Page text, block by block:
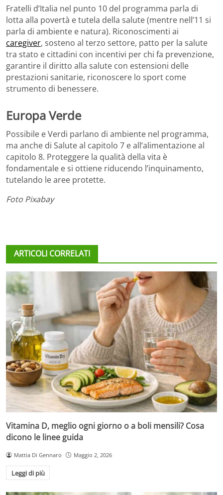
Fratelli d’Italia nel punto 10 del programma parla di
lotta alla povertà e tutela della salute (mentre nell’11 si
parla di ambiente e natura). Riconoscimenti ai
caregiver, sosteno al terzo settore, patto per la salute
tra stato e cittadini con incentivi per chi fa prevenzione,
garantire il diritto alla salute con estensioni delle
prestazioni sanitarie, riconoscere lo sport come
strumento di benessere.
Europa Verde
Possibile e Verdi parlano di ambiente nel programma,
ma anche di Salute al capitolo 7 e all’alimentazione al
capitolo 8. Proteggere la qualità della vita è
fondamentale e si ottiene riducendo l’inquinamento,
tutelando le aree protette.
Foto Pixabay
ARTICOLI CORRELATI
Vitamina D, meglio ogni giorno o a boli mensili? Cosa
dicono le linee guida
Mattia Di Gennaro Maggio 2, 2026
Leggi di più